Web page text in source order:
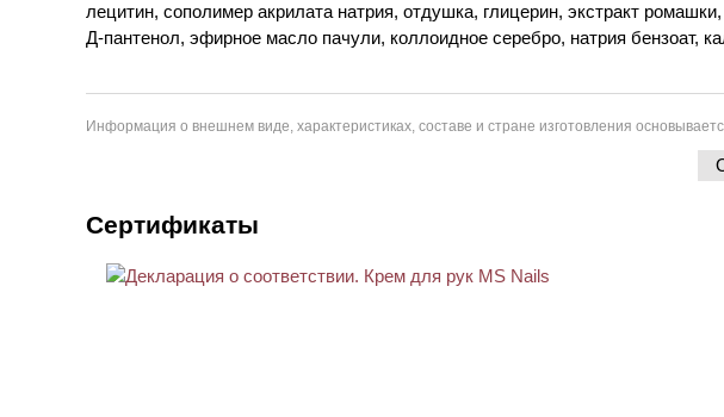
лецитин, сополимер акрилата натрия, отдушка, глицерин, экстракт
Д-пантенол, эфирное масло пачули, коллоидное серебро, натрия бензоат,
Информация о внешнем виде, характеристиках, составе и стране изготовления
Сертификаты